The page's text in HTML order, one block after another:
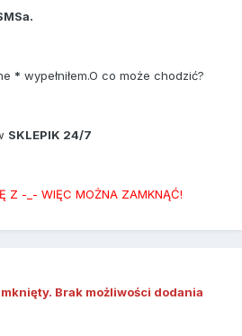
* wypełniłem.O co może chodzić?
SKLEPIK 24/7
Z -_- WIĘC MOŻNA ZAMKNĄĆ!
Brak możliwości dodania